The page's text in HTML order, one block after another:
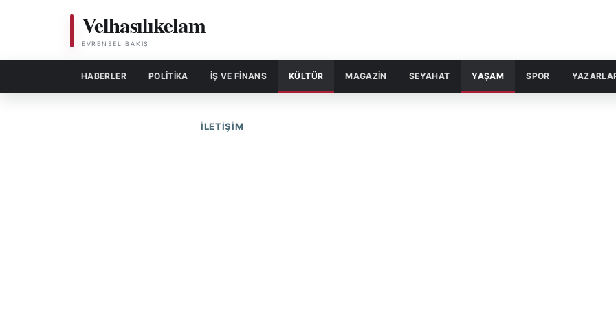
Velhasılıkelam
EVRENSEL BAKIŞ
HABERLER POLITIKA İŞ VE FİNANS KÜLTÜR MAGAZİN SEYAHAT YAŞAM SPOR
İLETIŞIM